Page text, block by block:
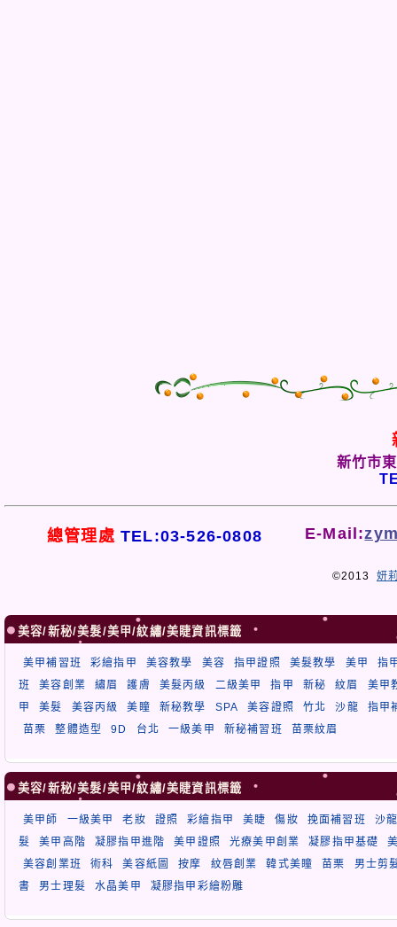
新竹市
總管理處 TEL:03-526-0808 E-Mail:
©2013 妍
美容/新秘/美髮/美甲/紋繡/美睫資訊標籤
美甲補習班 彩繪指甲 美容教學 美容 指甲證照 美髮教學 美甲
指
班
美容創業 繡眉 護膚 美髮丙級 二級美甲 指甲 新秘 紋眉
美甲
甲
美髮 美容丙級 美瞳 新秘教學 SPA 美容證照 竹北 沙龍
指甲
苗栗
整體造型 9D 台北 一級美甲 新秘補習班 苗栗紋眉
美容/新秘/美髮/美甲/紋繡/美睫資訊標籤
美甲師 一級美甲 老妝 證照 彩繪指甲 美睫 傷妝 挽面補習班
沙
髮
美甲高階 凝膠指甲進階 美甲證照 光療美甲創業 凝膠指甲基礎
美容創業班
術科 美容紙圖 按摩 紋唇創業 韓式美瞳 苗栗
男士剪
書
男士理髮 水晶美甲 凝膠指甲彩繪粉雕